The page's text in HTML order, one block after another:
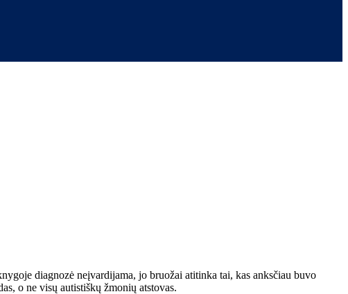
diagnozė neįvardijama, jo bruožai atitinka tai, kas anksčiau buvo
o ne visų autistiškų žmonių atstovas.